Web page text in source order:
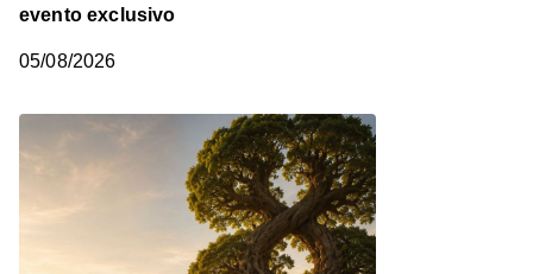
evento exclusivo
05/08/2026